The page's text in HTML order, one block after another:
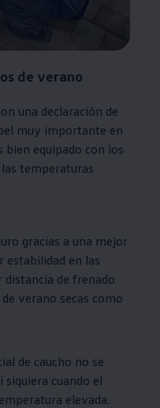
de verano
una declaración de
muy importante en
bien equipado con los
temperaturas
gracias a una mejor
estabilidad en las
de frenado
verano secas como
de caucho no se
cuando el
elevada.